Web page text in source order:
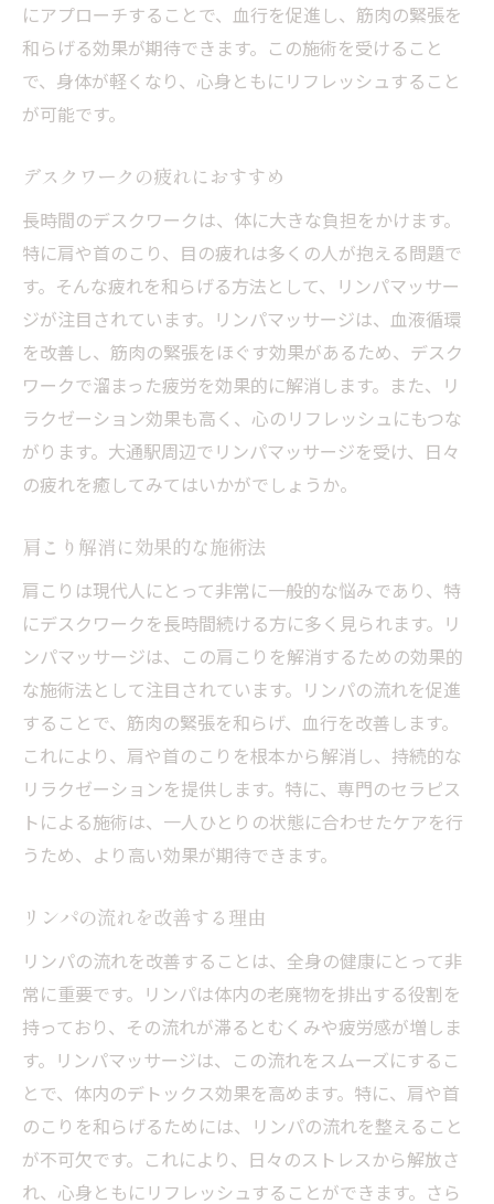
にアプローチすることで、血行を促進し、筋肉の緊張を
和らげる効果が期待できます。この施術を受けること
で、身体が軽くなり、心身ともにリフレッシュすること
が可能です。
デスクワークの疲れにおすすめ
長時間のデスクワークは、体に大きな負担をかけます。
特に肩や首のこり、目の疲れは多くの人が抱える問題で
す。そんな疲れを和らげる方法として、リンパマッサー
ジが注目されています。リンパマッサージは、血液循環
を改善し、筋肉の緊張をほぐす効果があるため、デスク
ワークで溜まった疲労を効果的に解消します。また、リ
ラクゼーション効果も高く、心のリフレッシュにもつな
がります。大通駅周辺でリンパマッサージを受け、日々
の疲れを癒してみてはいかがでしょうか。
肩こり解消に効果的な施術法
肩こりは現代人にとって非常に一般的な悩みであり、特
にデスクワークを長時間続ける方に多く見られます。リ
ンパマッサージは、この肩こりを解消するための効果的
な施術法として注目されています。リンパの流れを促進
することで、筋肉の緊張を和らげ、血行を改善します。
これにより、肩や首のこりを根本から解消し、持続的な
リラクゼーションを提供します。特に、専門のセラピス
トによる施術は、一人ひとりの状態に合わせたケアを行
うため、より高い効果が期待できます。
リンパの流れを改善する理由
リンパの流れを改善することは、全身の健康にとって非
常に重要です。リンパは体内の老廃物を排出する役割を
持っており、その流れが滞るとむくみや疲労感が増しま
す。リンパマッサージは、この流れをスムーズにするこ
とで、体内のデトックス効果を高めます。特に、肩や首
のこりを和らげるためには、リンパの流れを整えること
が不可欠です。これにより、日々のストレスから解放さ
れ、心身ともにリフレッシュすることができます。さら